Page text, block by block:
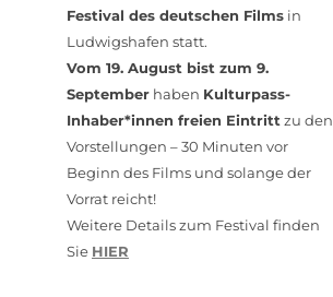
Festival des deutschen Films in
Ludwigshafen statt.
Vom 19. August bist zum 9.
September haben Kulturpass-
Inhaber*innen freien Eintritt zu den
Vorstellungen – 30 Minuten vor
Beginn des Films und solange der
Vorrat reicht!
Weitere Details zum Festival finden
Sie HIER